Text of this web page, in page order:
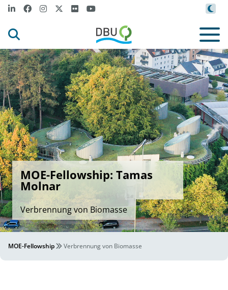
MOE-Fellowship: Tamas
Molnar
Verbrennung von Biomasse
MOE-Fellowship Verbrennung von Biomasse